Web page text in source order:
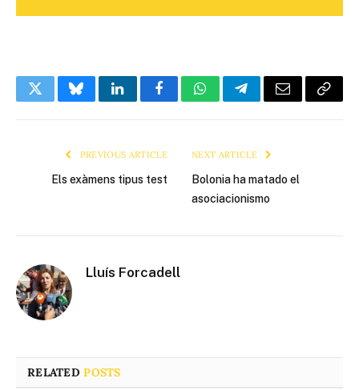
TwitterBlueskyLinkedInFacebookWhatsAppTelegramEmail Copy
PREVIOUS ARTICLE
Els exàmens tipus test
NEXT ARTICLE
Bolonia ha matado el
asociacionismo
Lluís Forcadell
RELATEDPOSTS